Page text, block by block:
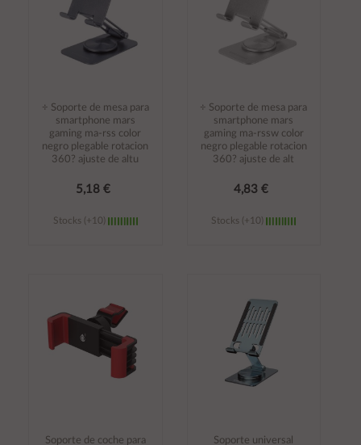
÷ Soporte de mesa para
smartphone mars
gaming ma-rss color
negro plegable rotacion
360? ajuste de altu
5,18 €
Stocks (+10)
÷ Soporte de mesa para
smartphone mars
gaming ma-rssw color
negro plegable rotacion
360? ajuste de alt
4,83 €
Stocks (+10)
carrito
Soporte de coche para
Soporte universal